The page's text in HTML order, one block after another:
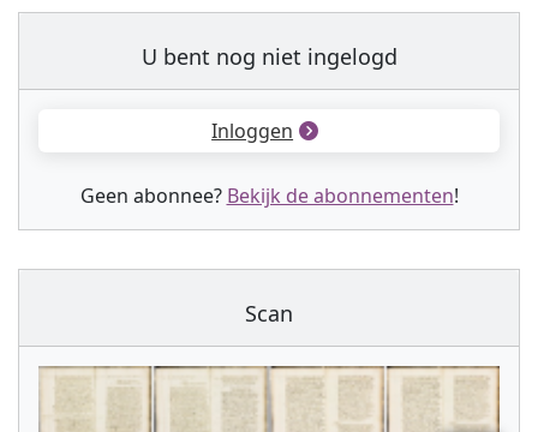
U bent nog niet ingelogd
Inloggen
Geen abonnee? Bekijk de abonnementen!
Scan